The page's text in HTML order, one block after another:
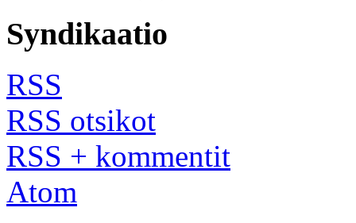
Syndikaatio
RSS
RSS otsikot
RSS + kommentit
Atom